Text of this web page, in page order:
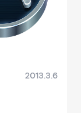
2013.3.6